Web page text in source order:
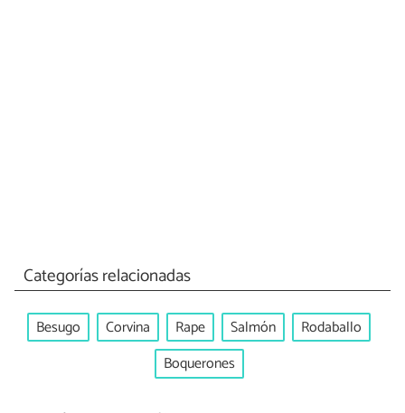
Categorías relacionadas
Besugo Corvina Rape Salmón
Rodaballo
Boquerones